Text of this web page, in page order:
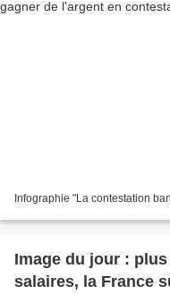
Infographie "La contestation
Image du jour :
salaires, la France